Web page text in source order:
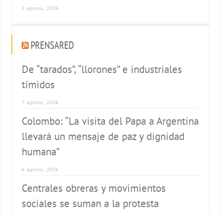
3 agosto, 2026
PRENSARED
De “tarados”, “llorones” e industriales
tímidos
7 agosto, 2026
Colombo: “La visita del Papa a Argentina
llevará un mensaje de paz y dignidad
humana”
6 agosto, 2026
Centrales obreras y movimientos
sociales se suman a la protesta